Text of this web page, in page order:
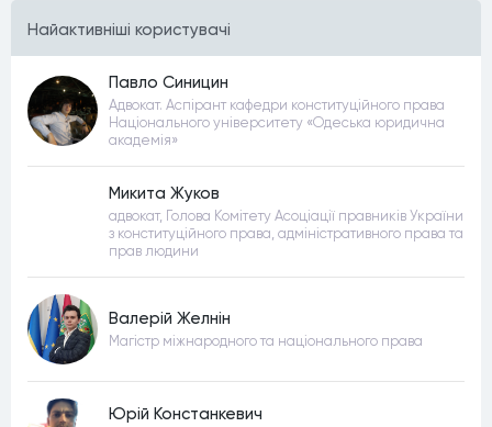
Найактивнiшi користувачi
Павло Синицин
Адвокат. Аспірант кафедри конституційного права
Національного університету «Одеська юридична
академія»
Микита Жуков
адвокат, Голова Комітету Асоціації правників України
з конституційного права, адміністративного права та
прав людини
Валерій Желнін
Магістр міжнародного та національного права
Юрій Констанкевич